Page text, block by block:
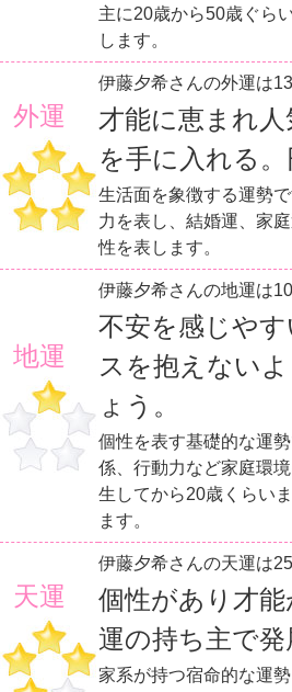
主に20歳から50歳ぐら
します。
外運
伊藤夕希さんの外運は
才能に恵まれ
を手に入れる。
生活面を象徴する運勢
力を表し、結婚運、家
性を表します。
地運
伊藤夕希さんの地運は
不安を感じや
スを抱えない
ょう。
個性を表す基礎的な運
係、行動力など家庭環
生してから20歳くらい
ます。
天運
伊藤夕希さんの天運は
個性があり才
運の持ち主で発
家系が持つ宿命的な運